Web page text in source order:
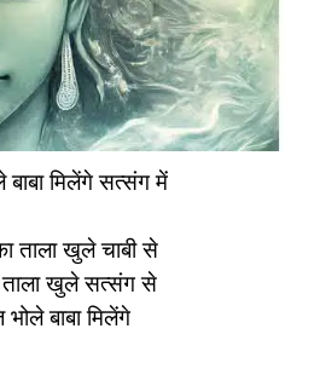
मिलेंगे सत्संग में
ताला खुले चाबी से
खुले सत्संग से
बाबा मिलेंगे